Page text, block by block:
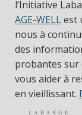
l’Initiative
AGE-WELLest
nous à
des
probantes sur
vous aider à
en vieillissant.